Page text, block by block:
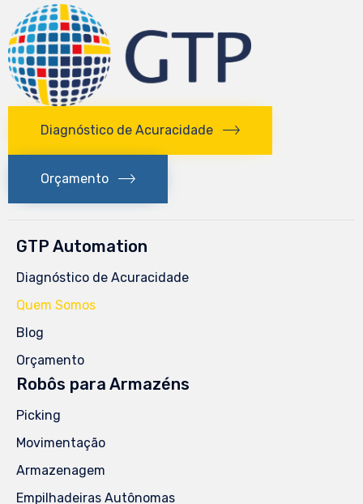
Diagnóstico de Acuracidade
Orçamento
GTP Automation
Diagnóstico de Acuracidade
Quem Somos
Blog
Orçamento
Robôs para Armazéns
Picking
Movimentação
Armazenagem
Empilhadeiras Autônomas